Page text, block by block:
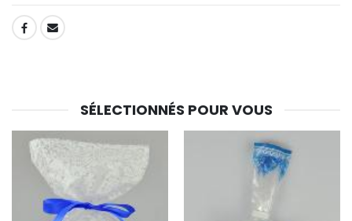
SHARE:
SÉLECTIONNÉS POUR VOUS